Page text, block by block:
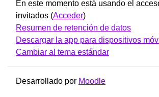
En este momento está usando el
invitados (Acceder)
Resumen de retención de datos
Descargar la app para dispositivos
Cambiar al tema estándar
Desarrollado por Moodle